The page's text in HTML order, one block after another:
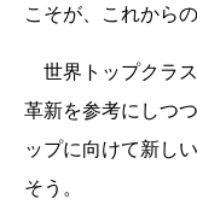
こそが、これから
世界トップクラ
革新を参考にしつ
ップに向けて新し
そう。